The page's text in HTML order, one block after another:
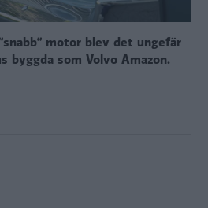
motor blev det ungefär
byggda som Volvo Amazon.